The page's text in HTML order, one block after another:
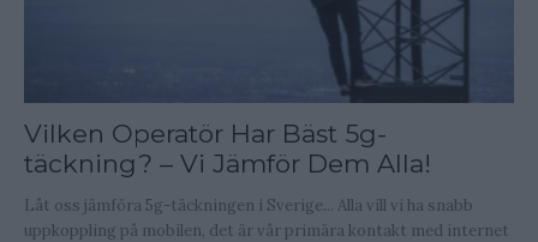
Vilken Operatör Har Bäst 5g-
täckning? – Vi Jämför Dem Alla!
Låt oss jämföra 5g-täckningen i Sverige... Alla vill vi ha snabb
uppkoppling på mobilen, det är vår primära kontakt med internet